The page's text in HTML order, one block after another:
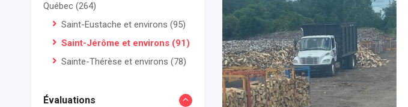
Québec (264)
Saint-Eustache et environs (95)
Saint-Jérôme et environs (91)
Sainte-Thérèse et environs (78)
Évaluations